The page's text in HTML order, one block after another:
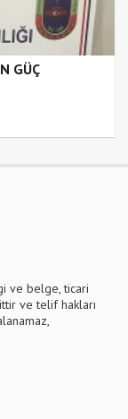
GÜÇ
ve belge, ticari
ve telif hakları